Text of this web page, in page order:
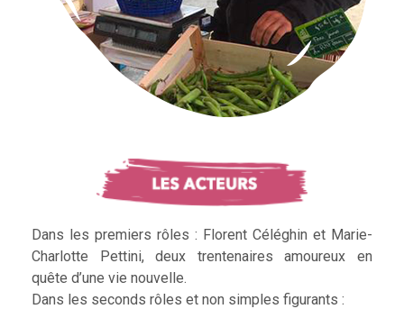
Dans les premiers rôles : Florent Céléghin et Marie-
Charlotte Pettini, deux trentenaires amoureux en
quête d’une vie nouvelle.
Dans les seconds rôles et non simples figurants :